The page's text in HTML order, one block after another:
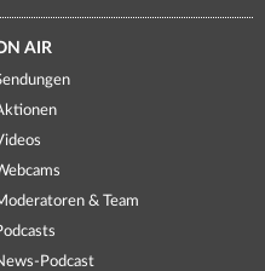
AIR
& Team
Podcast